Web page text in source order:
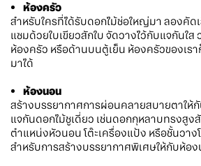
ห้องครัว
สำหรับใครที่ได้รับดอกไม้ช่อใหญ่มา ลองคัด
แซมด้วยใบเขียวสักใบ จัดวางไว้กับแจกันใส
ห้องครัว หรือด้านบนตู้เย็น ห้องครัวของเร
มาได้
ห้องนอน
สร้างบรรยากาศการผ่อนคลายสบายตาให้
แจกันดอกไม้ชูเดี่ยว เช่นดอกกุหลาบทรงสูง
ตำแหน่งหัวนอน โต๊ะเครื่องแป้ง หรือชั้นวา
สำหรับการสร้างบรรยากาศพิเศษให้กับห้อ